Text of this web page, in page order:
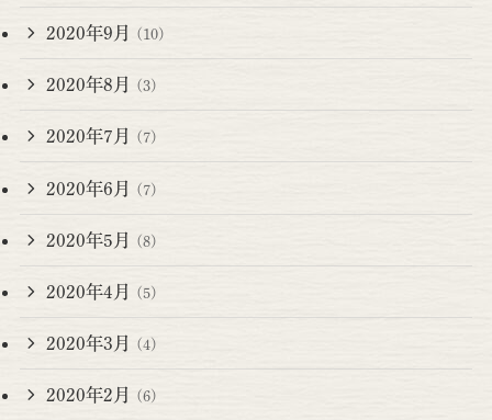
2020年9月 (10)
2020年8月 (3)
2020年7月 (7)
2020年6月 (7)
2020年5月 (8)
2020年4月 (5)
2020年3月 (4)
2020年2月 (6)